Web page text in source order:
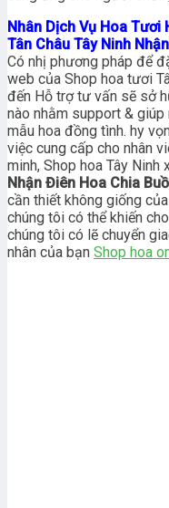
Nhân Dịch Vụ Hoa
Tân Châu Tây Ninh
Có nhị phương pháp để
web của Shop hoa tươi
đến Hỗ trợ tư vấn sẽ sở
nào nhằm support &
mẫu hoa đồng tình. hy
việc cung cấp cho nhân
minh, Shop hoa Tây Ninh
Nhận Điên Hoa Chia
cần thiết không giống
chúng tôi có thể khiến
chúng tôi có lẽ chuyển
nhân của bạn Shop hoa